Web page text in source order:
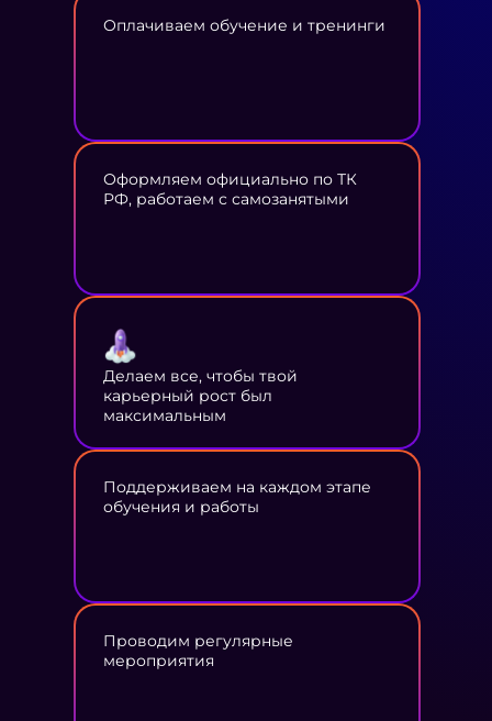
Оплачиваем обучение и тренинги
Оформляем официально по ТК
РФ, работаем с самозанятыми
Делаем все, чтобы твой
карьерный рост был
максимальным
Поддерживаем на каждом этапе
обучения и работы